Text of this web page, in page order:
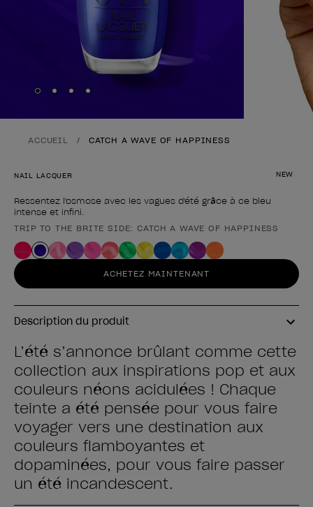
Skip to slide
Skip to slide
Skip to slide
Skip to slide
ACCUEIL CATCH A WAVE OF HAPPINESS
NEW
NAIL LACQUER
Ressentez l'osmose avec les vagues d'été grâce à ce bleu
intense et infini.
Forme du produit
TRIP TO THE BRITE SIDE: CATCH A WAVE OF HAPPINESS
ACHETEZ MAINTENANT
Description du produit
L’été s’annonce brûlant comme cette
collection aux inspirations pop et aux
couleurs néons acidulées ! Chaque
teinte a été pensée pour vous faire
voyager vers une destination aux
couleurs flamboyantes et
dopaminées, pour vous faire passer
un été incandescent.